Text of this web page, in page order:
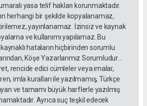
yasa telif hakları korunmaktadır.
herhangi bir şekilde kopyalanamaz,
yayınlanamaz. İzinsiz ve kaynak
ve kullanımı yapılamaz. Bu
hataların hiçbirinden sorumlu
Köşe Yazarlarımız Sorumludur...
rencide edici cümleler veya imalar,
imla kuralları ile yazılmamış, Türkçe
ve tamamı büyük harflerle yazılmış
Ayrıca suç teşkil edecek